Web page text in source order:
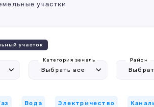
участки
участок
Категория земель Район
Вода Электричество